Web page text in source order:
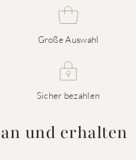
Große Auswahl
Sicher bezahlen
und erhalten